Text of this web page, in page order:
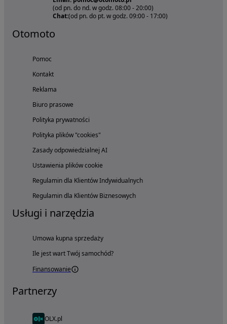
(od pn. do nd. w godz. 08:00 - 20:00)
Chat:(od pn. do pt. w godz. 09:00 - 17:00)
Otomoto
Pomoc
Kontakt
Reklama
Biuro prasowe
Polityka prywatności
Polityka plików "cookies"
Zasady odpowiedzialnej AI
Ustawienia plików cookie
Regulamin dla Klientów Indywidualnych
Regulamin dla Klientów Biznesowych
Usługi i narzędzia
Umowa kupna sprzedaży
Ile jest wart Twój samochód?
Finansowanie
Partnerzy
OLX.pl